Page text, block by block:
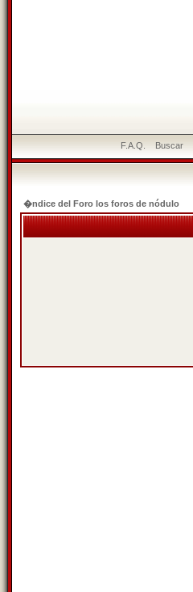
F.A.Q. Buscar
�ndice del Foro los foros de nódulo